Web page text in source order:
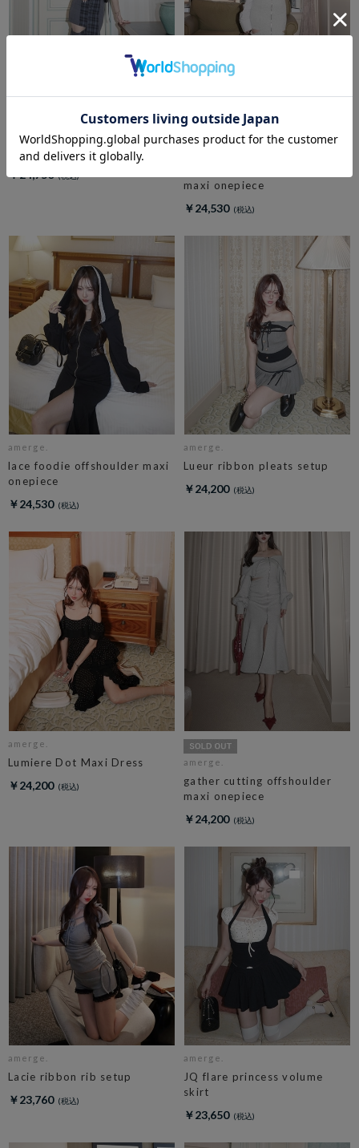
amerge.
check side slit maxi onepiece
￥24,750
maxi onepiece
￥24,530
amerge.
lace foodie offshoulder maxi
onepiece
￥24,530
amerge.
Lueur ribbon pleats setup
￥24,200
amerge.
Lumiere Dot Maxi Dress
￥24,200
amerge.
gather cutting offshoulder
maxi onepiece
￥24,200
amerge.
Lacie ribbon rib setup
￥23,760
amerge.
JQ flare princess volume
skirt
￥23,650